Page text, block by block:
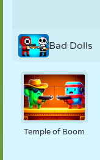
Bad Dolls
Temple of Boom